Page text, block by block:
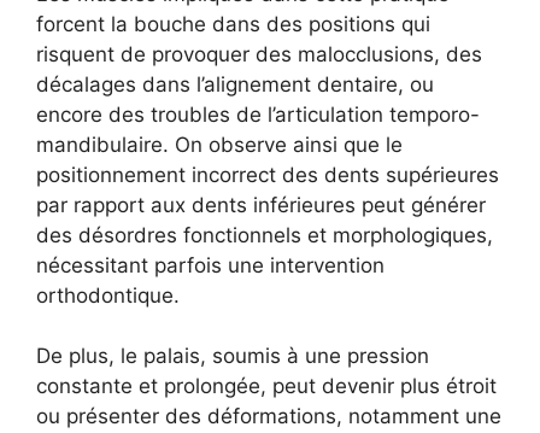
forcent la bouche dans des positions qui
risquent de provoquer des malocclusions, des
décalages dans l’alignement dentaire, ou
encore des troubles de l’articulation temporo-
mandibulaire. On observe ainsi que le
positionnement incorrect des dents supérieures
par rapport aux dents inférieures peut générer
des désordres fonctionnels et morphologiques,
nécessitant parfois une intervention
orthodontique.
De plus, le palais, soumis à une pression
constante et prolongée, peut devenir plus étroit
ou présenter des déformations, notamment une